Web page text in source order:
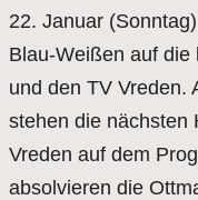
22. Januar
Blau-Weißen auf die
und den TV Vreden.
stehen die nächsten
Vreden auf dem
absolvieren die